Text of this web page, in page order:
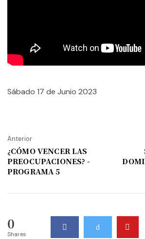
Sábado 17 de Junio 2023
Anterior
¿CÓMO VENCER LAS
PREOCUPACIONES? -
PROGRAMA 5
0
Shares